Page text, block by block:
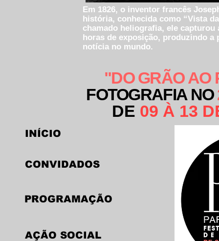
Em 1826, o inventor francês
história, conhecida como “Vista
chamado heliografia, ele
horas de exposição, produzindo a
notícia no mundo.
"DO GRÃO AO
FOTOGRAFIA NO
DE 09 À 13
INÍCIO
CONVIDADOS
PROGRAMAÇÃO
AÇÃO SOCIAL